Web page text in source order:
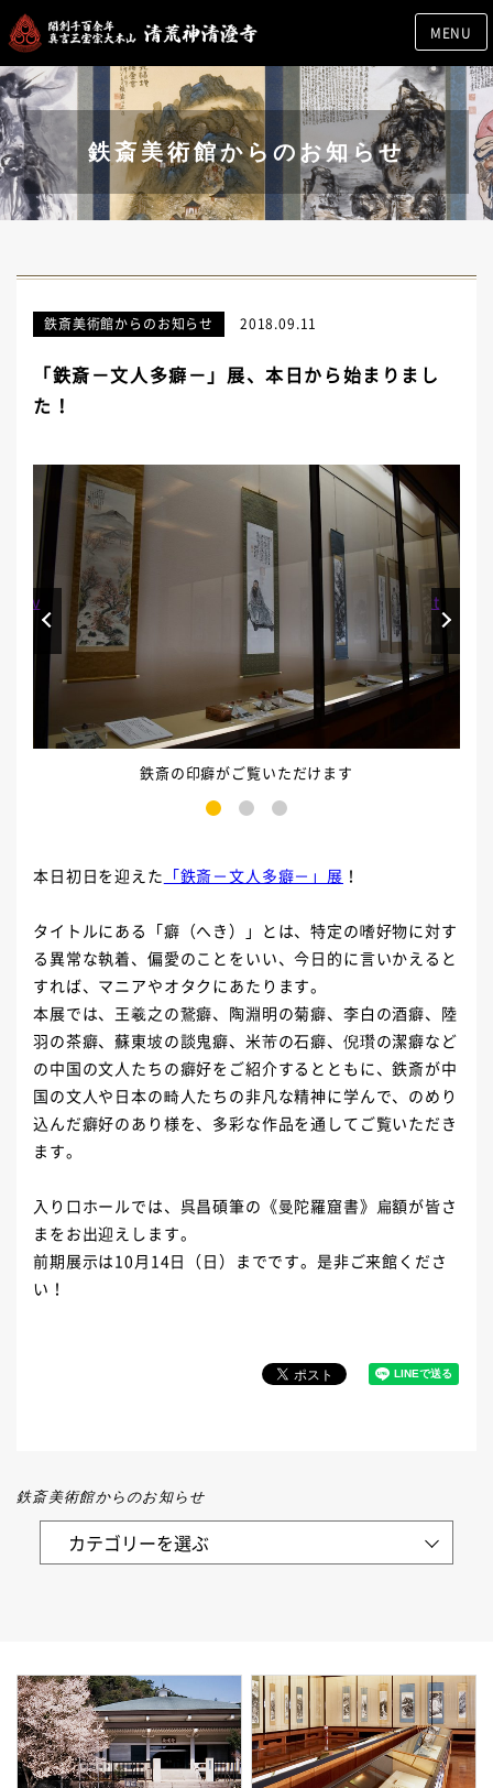
MENU
鉄斎美術館からのお知らせ
鉄斎美術館からのお知らせ 2018.09.11
「鉄斎－文人多癖－」展、本日から始まりまし
た！
鉄斎の印癖がご覧いただけます
3
Prev Next
本日初日を迎えた 「鉄斎－文人多癖－」展 ！
タイトルにある「癖（へき）」とは、特定の嗜好物に対す
る異常な執着、偏愛のことをいい、今日的に言いかえると
すれば、マニアやオタクにあたります。
本展では、王羲之の鵞癖、陶淵明の菊癖、李白の酒癖、陸
羽の茶癖、蘇東坡の談鬼癖、米芾の石癖、倪瓚の潔癖など
の中国の文人たちの癖好をご紹介するとともに、鉄斎が中
国の文人や日本の畸人たちの非凡な精神に学んで、のめり
込んだ癖好のあり様を、多彩な作品を通してご覧いただき
ます。
入り口ホールでは、呉昌碩筆の《曼陀羅窟書》扁額が皆さ
まをお出迎えします。
前期展示は10月14日（日）までです。是非ご来館くださ
い！
鉄斎美術館からのお知らせ